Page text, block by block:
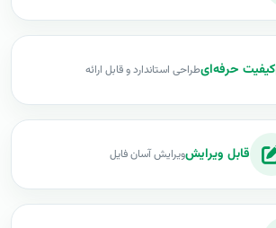
کیفیت حرفه‌ایطراحی استاندارد و قابل ارائه
قابل ویرایشویرایش آسان فایل